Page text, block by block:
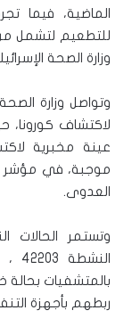
الماضية، فيما
وزارة الصحة
وتواصل وزارة
موجبة، في مؤشر
العدوى.
وتستمر الحالات
ربطهم بأجهزة